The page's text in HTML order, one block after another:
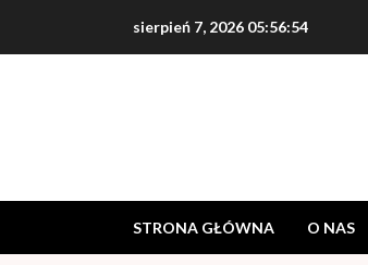
sierpień 7, 2026 05:56:55
STRONA GŁÓWNA O NAS